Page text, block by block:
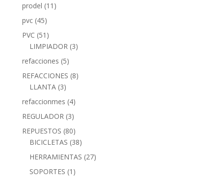
prodel (11)
pvc (45)
PVC (51)
LIMPIADOR (3)
refacciones (5)
REFACCIONES (8)
LLANTA (3)
refaccionmes (4)
REGULADOR (3)
REPUESTOS (80)
BICICLETAS (38)
HERRAMIENTAS (27)
SOPORTES (1)